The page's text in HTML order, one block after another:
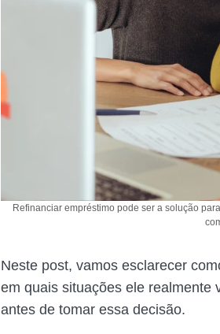
Refinanciar empréstimo pode ser a solução
Neste post, vamos esclarecer
em quais situações ele realmente
antes de tomar essa decisão.